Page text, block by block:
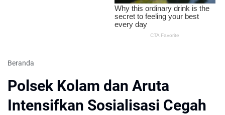
Beranda
Polsek Kolam dan Aruta
Intensifkan Sosialisasi Cegah